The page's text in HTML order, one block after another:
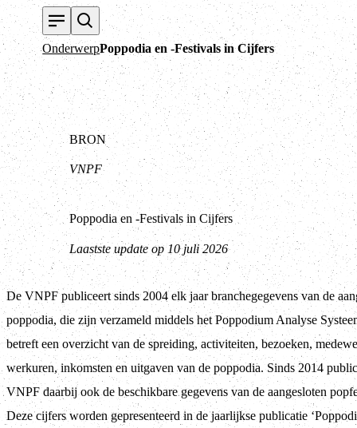
OnderwerpPoppodia en -Festivals in Cijfers
BRON
VNPF
Poppodia en -Festivals in Cijfers
Laastste update op 10 juli 2026
De VNPF publiceert sinds 2004 elk jaar branchegegevens van de
poppodia, die zijn verzameld middels het Poppodium Analyse
betreft een overzicht van de spreiding, activiteiten, bezoeken,
werkuren, inkomsten en uitgaven van de poppodia. Sinds 2014
VNPF daarbij ook de beschikbare gegevens van de aangesloten
Deze cijfers worden gepresenteerd in de jaarlijkse publicatie